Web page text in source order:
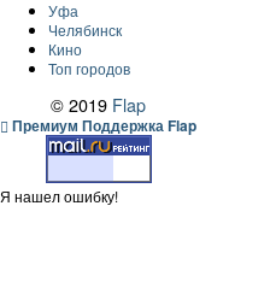
Уфа
Челябинск
Кино
Топ городов
© 2019 Flap
Премиум Поддержка Flap
Я нашел ошибку!